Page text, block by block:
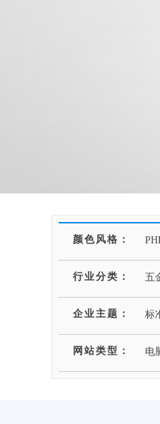
颜色风格：
行业分类： 五
企业主题： 标
网站类型： 电